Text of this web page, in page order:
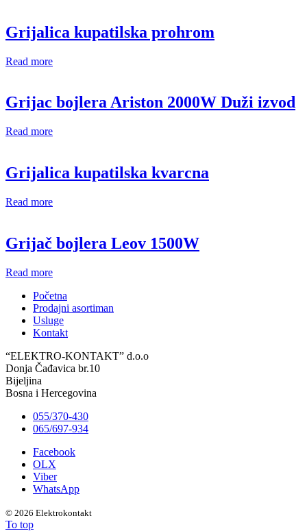
Grijalica kupatilska prohrom
Read more
Grijac bojlera Ariston 2000W Duži izvod
Read more
Grijalica kupatilska kvarcna
Read more
Grijač bojlera Leov 1500W
Read more
Početna
Prodajni asortiman
Usluge
Kontakt
“ELEKTRO-KONTAKT” d.o.o
Donja Čađavica br.10
Bijeljina
Bosna i Hercegovina
055/370-430
065/697-934
Facebook
OLX
Viber
WhatsApp
© 2026 Elektrokontakt
To top